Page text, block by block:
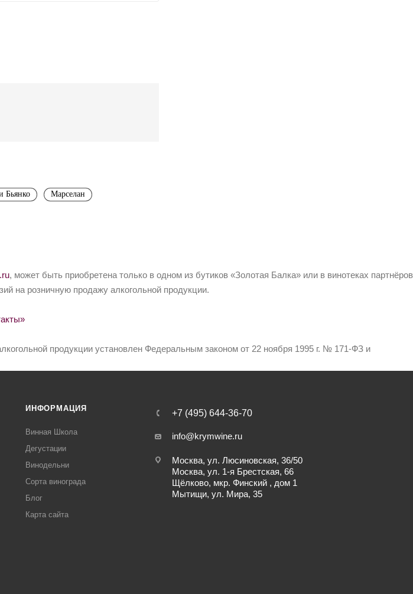
Бьянко
Марселан
, может быть приобретена только в одном из бутиков «Золотая Балка» или в винотеках партнёров
на розничную продажу алкогольной продукции.
продукции установлен Федеральным законом от 22 ноября 1995 г. № 171-ФЗ и
ИНФОРМАЦИЯ
Винная Школа
Дегустации
Винодельни
Сорта винограда
Блог
Карта сайта
+7 (495) 644-36-70
info@krymwine.ru
Москва, ул. Люсиновская, 36/50
Москва, ул. 1-я Брестская, 66
Щёлково, мкр. Финский , дом 1
Мытищи, ул. Мира, 35